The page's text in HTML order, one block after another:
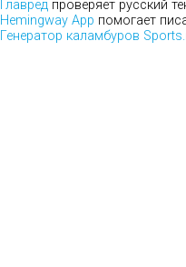
Главред проверяет русский
Hemingway App помогает
Генератор каламбуров